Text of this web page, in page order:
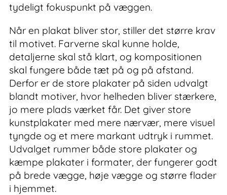
tydeligt fokuspunkt på væggen.
Når en plakat bliver stor, stiller det større krav
til motivet. Farverne skal kunne holde,
detaljerne skal stå klart, og kompositionen
skal fungere både tæt på og på afstand.
Derfor er de store plakater på siden udvalgt
blandt motiver, hvor helheden bliver stærkere,
jo mere plads værket får. Det giver store
kunstplakater med mere nærvær, mere visuel
tyngde og et mere markant udtryk i rummet.
Udvalget rummer både store plakater og
kæmpe plakater i formater, der fungerer godt
på brede vægge, høje vægge og større flader
i hjemmet.